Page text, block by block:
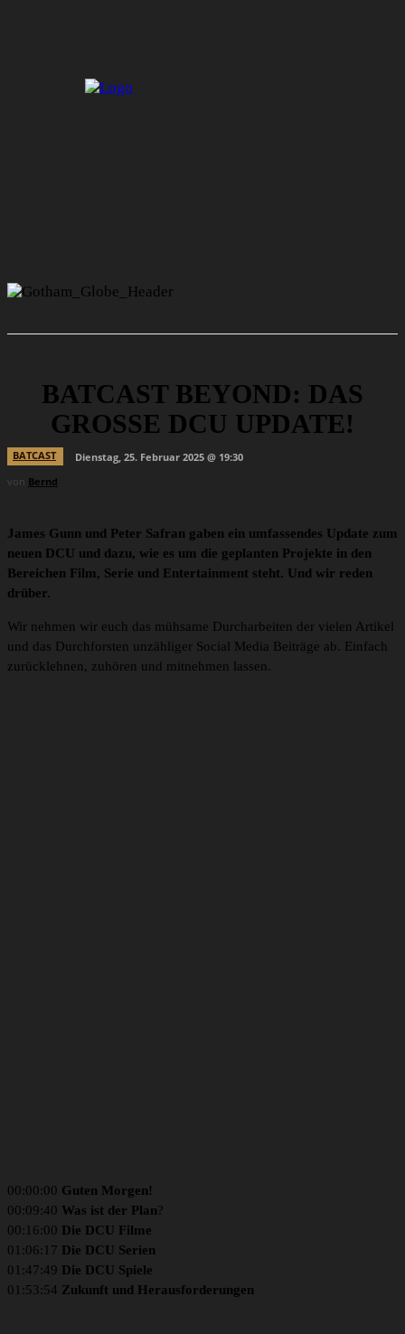
BATCAST BEYOND: DAS
GROSSE DCU UPDATE!
BATCAST
Dienstag, 25. Februar 2025 @ 19:30
von Bernd
James Gunn und Peter Safran gaben ein umfassendes Update zum
neuen DCU und dazu, wie es um die geplanten Projekte in den
Bereichen Film, Serie und Entertainment steht. Und wir reden
drüber.
Wir nehmen wir euch das mühsame Durcharbeiten der vielen Artikel
und das Durchforsten unzähliger Social Media Beiträge ab. Einfach
zurücklehnen, zuhören und mitnehmen lassen.
00:00:00 Guten Morgen!
00:09:40 Was ist der Plan?
00:16:00 Die DCU Filme
01:06:17 Die DCU Serien
01:47:49 Die DCU Spiele
01:53:54 Zukunft und Herausforderungen